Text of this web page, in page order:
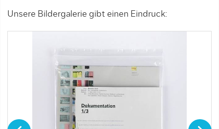
Unsere Bildergalerie gibt einen Eindruck: